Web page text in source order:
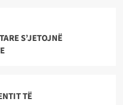
S’JETOJNË
TË